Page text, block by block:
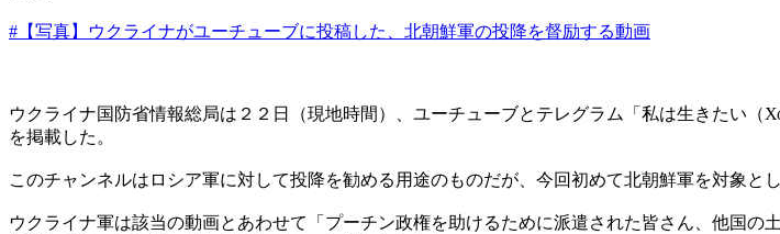
#【写真】ウクライナがユーチューブに投稿した、北朝鮮軍の投降を督励する動画
ウクライナ国防省情報総局は２２日（現地時間）、ユーチューブとテレグラム「私は生きたい
を掲載した。
このチャンネルはロシア軍に対して投降を勧める用途のものだが、今回初めて北朝鮮軍を対象と
ウクライナ軍は該当の動画とあわせて「プーチン政権を助けるために派遣された皆さん、他国